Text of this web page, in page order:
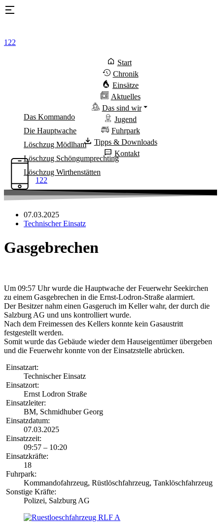
Zum
Inhalt
122
Start
Chronik
Einsätze
Aktuelles
Das sind wir
Das Kommando
Die Hauptwache
Löschzug Mödlham
Löschzug Schöngumprechting
Löschzug Wirthenstätten
Jugend
Fuhrpark
Tipps & Downloads
Kontakt
122
07.03.2025
Technischer Einsatz
Gasgebrechen
Um 09:57 Uhr wurde die Hauptwache der Feuerwehr Seekirchen
zu einem Gasgebrechen in die Ernst-Lodron-Straße alarmiert.
Der Besitzer nahm einen Gasgeruch im Keller wahr, der durch die
Salzburg AG und uns kontrolliert wurde.
Nach dem Freimessen des Kellers konnte kein Gasaustritt
festgestellt werden.
Somit wurde das Gebäude wieder dem Hauseigentümer übergeben
und die Feuerwehr konnte von der Einsatzstelle abrücken.
Einsatzart:
Technischer Einsatz
Einsatzort:
Ernst Lodron Straße
Einsatzleiter:
BM, Schmidhuber Georg
Einsatzdatum:
07.03.2025
Einsatzzeit:
09:57 – 10:20
Einsatzkräfte:
18
Fuhrpark:
Kommandofahrzeug, Rüstlöschfahrzeug, Tanklöschfahrzeug
Sonstige Kräfte:
Polizei, Salzburg AG